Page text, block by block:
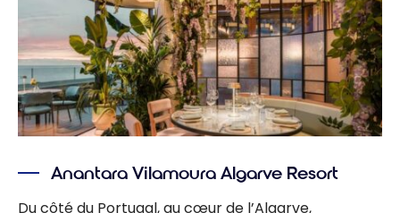
Anantara Vilamoura Algarve Resort
Du côté du Portugal, au cœur de l’Algarve,